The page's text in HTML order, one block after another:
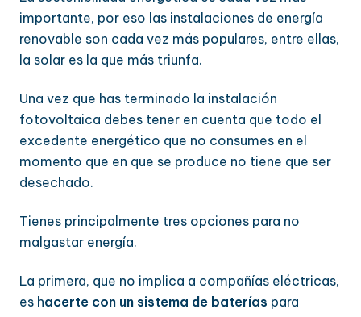
importante, por eso las instalaciones de energía
renovable son cada vez más populares, entre ellas,
la solar es la que más triunfa.
Una vez que has terminado la instalación
fotovoltaica debes tener en cuenta que todo el
excedente energético que no consumes en el
momento que en que se produce no tiene que ser
desechado.
Tienes principalmente tres opciones para no
malgastar energía.
La primera, que no implica a compañías eléctricas,
es hacerte con un sistema de baterías para